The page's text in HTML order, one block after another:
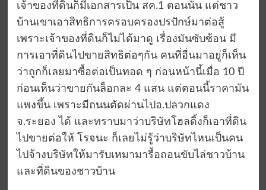
เจ้าของที่ดินก็มีเอกสารเป็น สค.1 ตอนนั้น แต่ชาว
บ้านเขาเอาสิทธิการครอบครองปรปักษ์มาต่อสู้
เพราะเจ้าของที่ดินก็ไม่ได้มาดู เรื่องมันซับซ้อน มี
การเอาที่ดินไปขายสิทธิต่อๆกัน คนที่อื่นมาอยู่ก็เห็น
ว่าถูกก็เลยมาซื้อต่อเป็นทอด ๆ ก่อนหน้านี้เมื่อ 10 ปี
ก่อนเห็นว่าขายกันล็อกละ 4 แสน แต่ตอนนี้ราคามัน
แพงขึ้น เพราะมีถนนตัดผ่านไปอ.ปลวกแดง
จ.ระยอง ได้ และทราบมาว่าบริษัทโฮลดิ้งก็เอาที่ดิน
ไปขายต่อให้ โรจนะ ก็เลยไม่รู้ว่าบริษัทไหนเป็นคน
ไปจ้างบริษัทให้มารับเหมามารื้อถอนขับไล่ชาวบ้าน
และที่ดินของชาวบ้าน